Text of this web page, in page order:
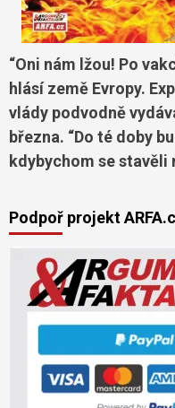
“Oni nám lžou! Po
hlásí země Evropy.
vlády podvodně
března. “Do té doby
kdybychom se stavěli
Podpoř projekt